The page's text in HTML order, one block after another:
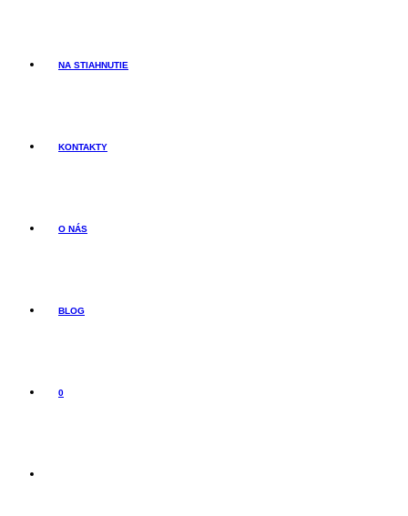
NA STIAHNUTIE
KONTAKTY
O NÁS
BLOG
0